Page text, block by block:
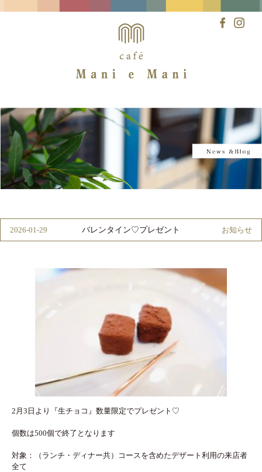
バレンタイン♡プレゼント
2026-01-29 お知らせ
2月3日より『生チョコ』数量限定でプレゼント♡
個数は500個で終了となります
対象：（ランチ・ディナー共）コースを含めたデザート利用の来店者
全て